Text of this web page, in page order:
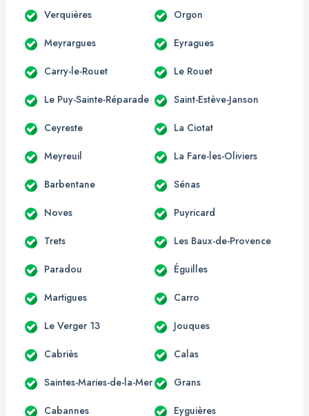
Verquières Orgon
Meyrargues Eyragues
Carry-le-Rouet Le Rouet
Le Puy-Sainte-Réparade Saint-Estève-Janson
Ceyreste La Ciotat
Meyreuil La Fare-les-Oliviers
Barbentane Sénas
Noves Puyricard
Trets Les Baux-de-Provence
Paradou Éguilles
Martigues Carro
Le Verger 13 Jouques
Cabriès Calas
Saintes-Maries-de-la-Mer Grans
Cabannes Eyguières